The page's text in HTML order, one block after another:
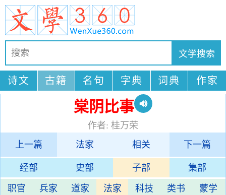
诗文 古籍 名句 字典 词典 作家
棠阴比事
作者: 桂万荣
上一篇
法家 相关 下一篇
经部 史部 子部 集部
职官 兵家 道家 法家 科技 类书 蒙学